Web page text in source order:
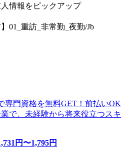
情報をピックアップ
01_重訪_非常勤_夜勤/Jb
専門資格を無料GET！前払いOK
で、未経験から将来役立つスキ
円〜1,795円